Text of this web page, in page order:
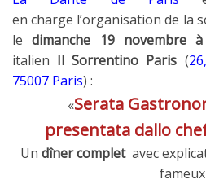
en charge l’organisation de la
ledimanche 19 novembre
italien Il Sorrentino Paris (
75007 Paris) :
«Serata
presentata dallo
Un dîner complet avec
fameux